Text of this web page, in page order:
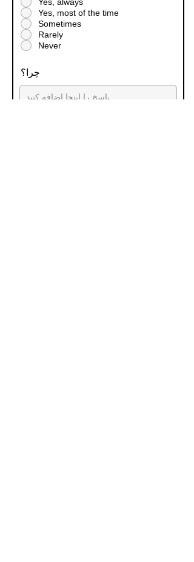
Yes, most of the time
Sometimes
Rarely
Never
چرا؟